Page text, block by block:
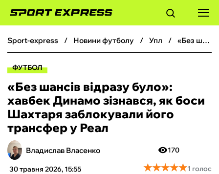
ФУТБОЛ
БОКС
ХОКЕЙ
ТЕНІС
sport-express новини футболу упл «Без шансів відразу було»: хавбек Динамо зізнався, як боси Шахтаря заблокували його трансфер у Реал
ФУТБОЛ
«Без шансів відразу було»:
хавбек Динамо зізнався, як боси
Шахтаря заблокували його
трансфер у Реал
Владислав Власенко
30 травня 2026, 15:55
170
★★★★★
★★★★★1 голос